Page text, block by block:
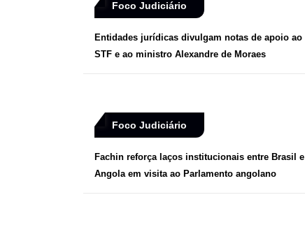
Foco Judiciário
Entidades jurídicas divulgam notas de apoio ao
STF e ao ministro Alexandre de Moraes
Foco Judiciário
Fachin reforça laços institucionais entre Brasil e
Angola em visita ao Parlamento angolano